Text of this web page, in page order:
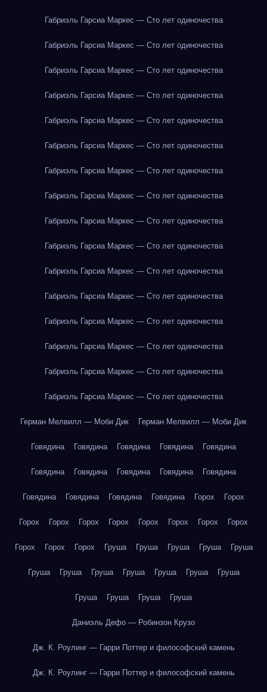
Габриэль Гарсиа Маркес — Сто лет одиночества
Габриэль Гарсиа Маркес — Сто лет одиночества
Габриэль Гарсиа Маркес — Сто лет одиночества
Габриэль Гарсиа Маркес — Сто лет одиночества
Габриэль Гарсиа Маркес — Сто лет одиночества
Габриэль Гарсиа Маркес — Сто лет одиночества
Габриэль Гарсиа Маркес — Сто лет одиночества
Габриэль Гарсиа Маркес — Сто лет одиночества
Габриэль Гарсиа Маркес — Сто лет одиночества
Габриэль Гарсиа Маркес — Сто лет одиночества
Габриэль Гарсиа Маркес — Сто лет одиночества
Габриэль Гарсиа Маркес — Сто лет одиночества
Габриэль Гарсиа Маркес — Сто лет одиночества
Габриэль Гарсиа Маркес — Сто лет одиночества
Габриэль Гарсиа Маркес — Сто лет одиночества
Габриэль Гарсиа Маркес — Сто лет одиночества
Герман Мелвилл — Моби Дик Герман Мелвилл — Моби Дик
Говядина Говядина Говядина Говядина Говядина
Говядина Говядина Говядина Говядина Говядина
Говядина Говядина Говядина Говядина Горох Горох
Горох Горох Горох Горох Горох Горох Горох Горох
Горох Горох Горох Груша Груша Груша Груша Груша
Груша Груша Груша Груша Груша Груша Груша
Груша Груша Груша Груша
Даниэль Дефо — Робинзон Крузо
Дж. К. Роулинг — Гарри Поттер и философский камень
Дж. К. Роулинг — Гарри Поттер и философский камень